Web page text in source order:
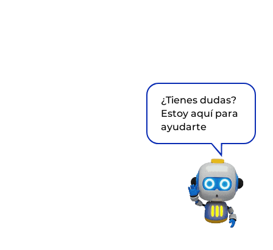
¿Tienes dudas?
Estoy aquí para
ayudarte